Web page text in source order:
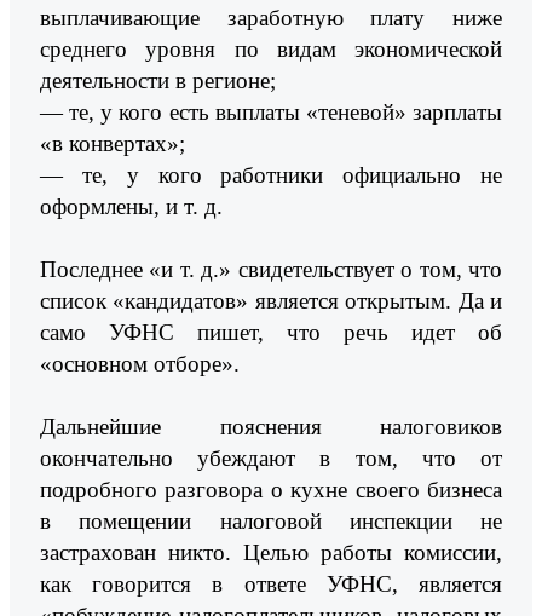
выплачивающие заработную плату ниже
среднего уровня по видам экономической
деятельности в регионе;
— те, у кого есть выплаты «теневой» зарплаты
«в конвертах»;
— те, у кого работники официально не
оформлены, и т. д.
Последнее «и т. д.» свидетельствует о том, что
список «кандидатов» является открытым. Да и
само УФНС пишет, что речь идет об
«основном отборе».
Дальнейшие пояснения налоговиков
окончательно убеждают в том, что от
подробного разговора о кухне своего бизнеса
в помещении налоговой инспекции не
застрахован никто. Целью работы комиссии,
как говорится в ответе УФНС, является